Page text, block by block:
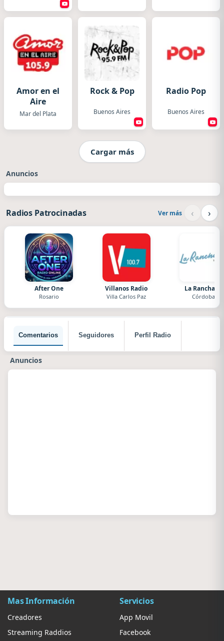
Amor en el
Aire
Mar del Plata
Rock & Pop
Buenos Aires
Radio Pop
Buenos Aires
Cargar más
Anuncios
Radios Patrocinadas Ver más ‹ ›
After One
Rosario
Villanos Radio
Villa Carlos Paz
La Ranchada
Córdoba
Comentarios Seguidores Perfil Radio
Anuncios
Mas Información
Creadores
Streaming Raddios
Servicios
App Movil
Facebook